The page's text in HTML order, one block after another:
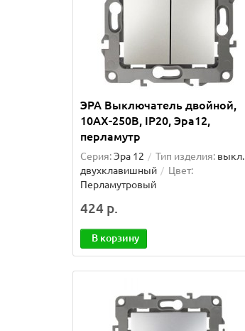
ЭРА Выключатель двойной,
10АХ-250В, IP20, Эра12,
перламутр
Серия:Эра 12 Тип изделия: выкл.
двухклавишный
Цвет:
Перламутровый
424 р.
В корзину